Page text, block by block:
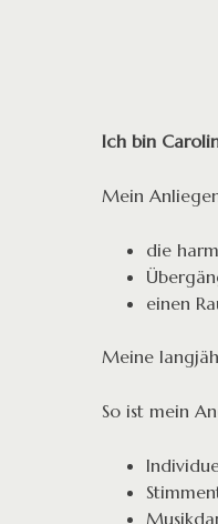
Ich bin
Mein
die
einen
Meine
So ist mein